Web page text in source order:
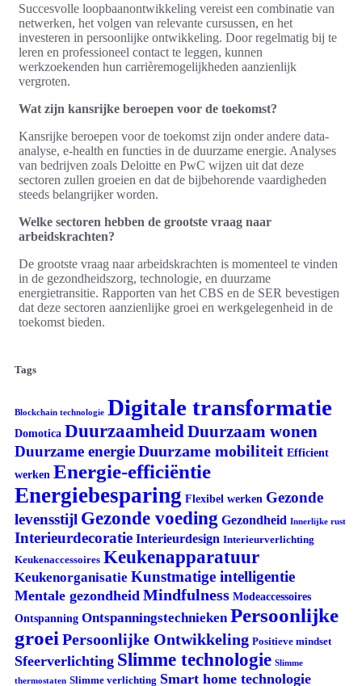
Succesvolle loopbaanontwikkeling vereist een combinatie van
netwerken, het volgen van relevante cursussen, en het
investeren in persoonlijke ontwikkeling. Door regelmatig bij te
leren en professioneel contact te leggen, kunnen
werkzoekenden hun carrièremogelijkheden aanzienlijk
vergroten.
Wat zijn kansrijke beroepen voor de toekomst?
Kansrijke beroepen voor de toekomst zijn onder andere data-
analyse, e-health en functies in de duurzame energie. Analyses
van bedrijven zoals Deloitte en PwC wijzen uit dat deze
sectoren zullen groeien en dat de bijbehorende vaardigheden
steeds belangrijker worden.
Welke sectoren hebben de grootste vraag naar
arbeidskrachten?
De grootste vraag naar arbeidskrachten is momenteel te vinden
in de gezondheidszorg, technologie, en duurzame
energietransitie. Rapporten van het CBS en de SER bevestigen
dat deze sectoren aanzienlijke groei en werkgelegenheid in de
toekomst bieden.
Tags
Blockchain technologie Digitale transformatie
Domotica Duurzaamheid Duurzaam wonen
Duurzame energieDuurzame mobiliteit Efficient
werken Energie-efficiëntie
Energiebesparing Flexibel werken Gezonde
levensstijl Gezonde voeding Gezondheid Innerlijke rust
Interieurdecoratie Interieurdesign Interieurverlichting
Keukenaccessoires Keukenapparatuur
Keukenorganisatie Kunstmatige intelligentie
Mentale gezondheid Mindfulness Modeaccessoires
Ontspanning Ontspanningstechnieken Persoonlijke
groei Persoonlijke Ontwikkeling Positieve mindset
Sfeerverlichting Slimme technologie Slimme
thermostaten Slimme verlichting Smart home technologie